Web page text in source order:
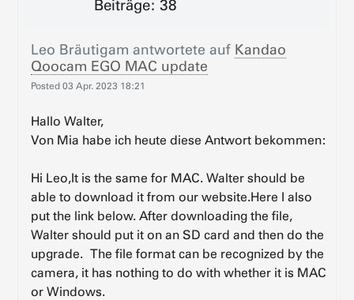
Beiträge: 38
Leo Bräutigam antwortete auf Kandao
Qoocam EGO MAC update
Posted03 Apr. 2023 18:21
Hallo Walter,
Von Mia habe ich heute diese Antwort bekommen:
Hi Leo,It is the same for MAC. Walter should be
able to download it from our website.Here I also
put the link below. After downloading the file,
Walter should put it on an SD card and then do the
upgrade. The file format can be recognized by the
camera, it has nothing to do with whether it is MAC
or Windows.